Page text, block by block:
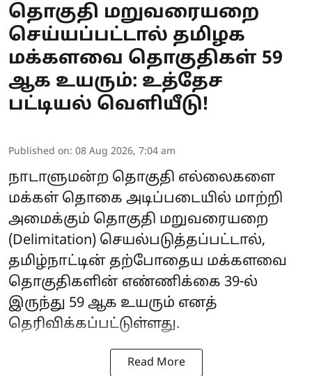
தொகுதி மறுவரையறை
செய்யப்பட்டால் தமிழக
மக்களவை தொகுதிகள் 59
ஆக உயரும்: உத்தேச
பட்டியல் வெளியீடு!
Published on: 08 Aug 2026, 7:04 am
நாடாளுமன்ற தொகுதி எல்லைகளை
மக்கள் தொகை அடிப்படையில் மாற்றி
அமைக்கும் தொகுதி மறுவரையறை
(Delimitation) செயல்படுத்தப்பட்டால்,
தமிழ்நாட்டின் தற்போதைய மக்களவை
தொகுதிகளின் எண்ணிக்கை 39-ல்
இருந்து 59 ஆக உயரும் எனத்
தெரிவிக்கப்பட்டுள்ளது.
Read More